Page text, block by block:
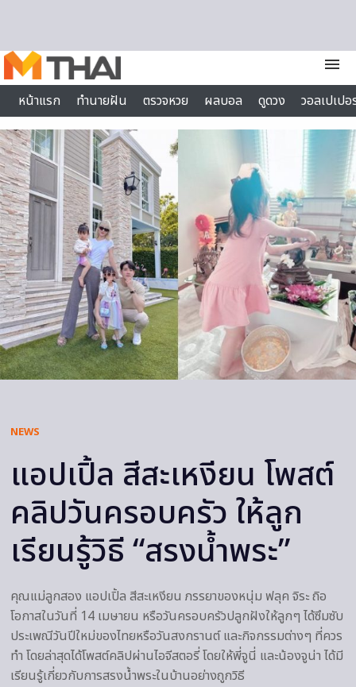
menu
หน้าแรก
ทำนายฝัน ตรวจหวย ผลบอล ดูดวง
วอลเปเป
ไลฟ์สไตล์
NEWS
แอปเปิ้ล สีสะเหงียน โพสต์
คลิปวันครอบครัว ให้ลูก
เรียนรู้วิธี “สรงน้ำพระ”
คุณแม่ลูกสอง แอปเปิ้ล สีสะเหงียน ภรรยาของหนุ่ม ฟลุค จิระ ถิอ
โอกาสในวันที่ 14 เมษายน หรือวันครอบครัวปลูกฝังให้ลูกๆ ได้ซึมซับ
ประเพณีวันปีใหม่ของไทยหรือวันสงกรานต์ และกิจกรรมต่างๆ ที่ควร
ทำ โดยล่าสุดได้โพสต์คลิปผ่านไอจีสตอรี่ โดยให้พี่จูนี่ และน้องจูน่า ได้มี
เรียนรู้เกี่ยวกับการสรงน้ำพระในบ้านอย่างถูกวิธี